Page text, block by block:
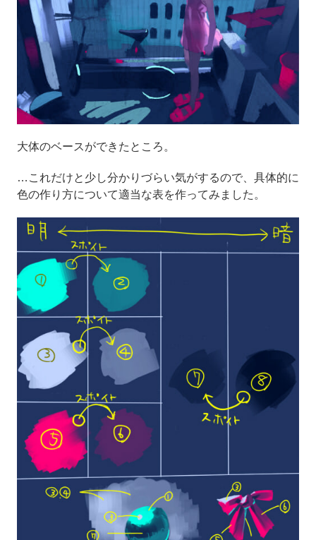
大体のベースができたところ。
…これだけと少し分かりづらい気がするので、具体的に
色の作り方について適当な表を作ってみました。